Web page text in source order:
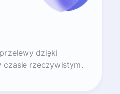
dzięki
czasie rzeczywistym.